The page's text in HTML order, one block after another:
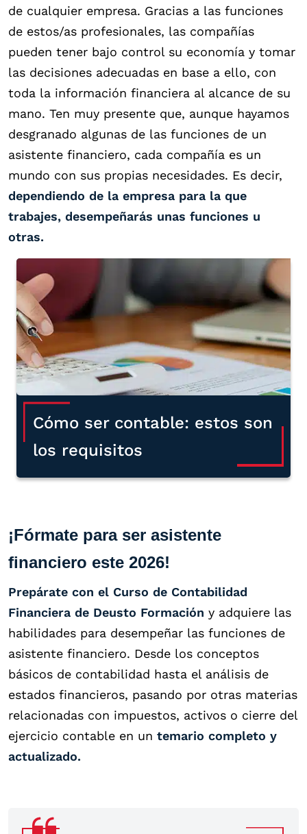
de cualquier empresa. Gracias a las funciones
de estos/as profesionales, las compañías
pueden tener bajo control su economía y tomar
las decisiones adecuadas en base a ello, con
toda la información financiera al alcance de su
mano. Ten muy presente que, aunque hayamos
desgranado algunas de las funciones de un
asistente financiero, cada compañía es un
mundo con sus propias necesidades. Es decir,
dependiendo de la empresa para la que
trabajes, desempeñarás unas funciones u
otras.
Cómo ser contable: estos son
los requisitos
¡Fórmate para ser asistente
financiero este 2026!
Prepárate con el Curso de Contabilidad
Financiera de Deusto Formación y adquiere las
habilidades para desempeñar las funciones de
asistente financiero. Desde los conceptos
básicos de contabilidad hasta el análisis de
estados financieros, pasando por otras materias
relacionadas con impuestos, activos o cierre del
ejercicio contable en un temario completo y
actualizado.